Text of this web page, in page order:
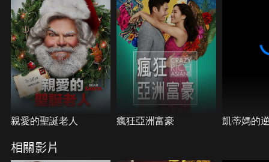
親愛的聖誕老人 瘋狂亞洲富豪 凱蒂媽的
相關影片